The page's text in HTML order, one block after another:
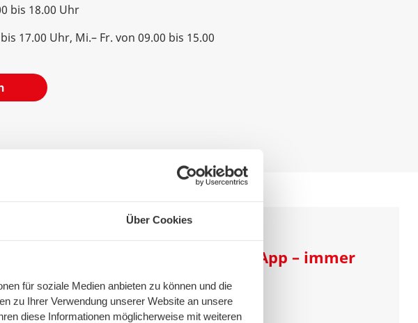
Über Cookies
für soziale Medien anbieten zu können und die
zu Ihrer Verwendung unserer Website an unsere
diese Informationen möglicherweise mit weiteren
bis 18.00 Uhr
17.00 Uhr, Mi.– Fr. von 09.00 bis 15.00
Unser Service per App – immer
und überall